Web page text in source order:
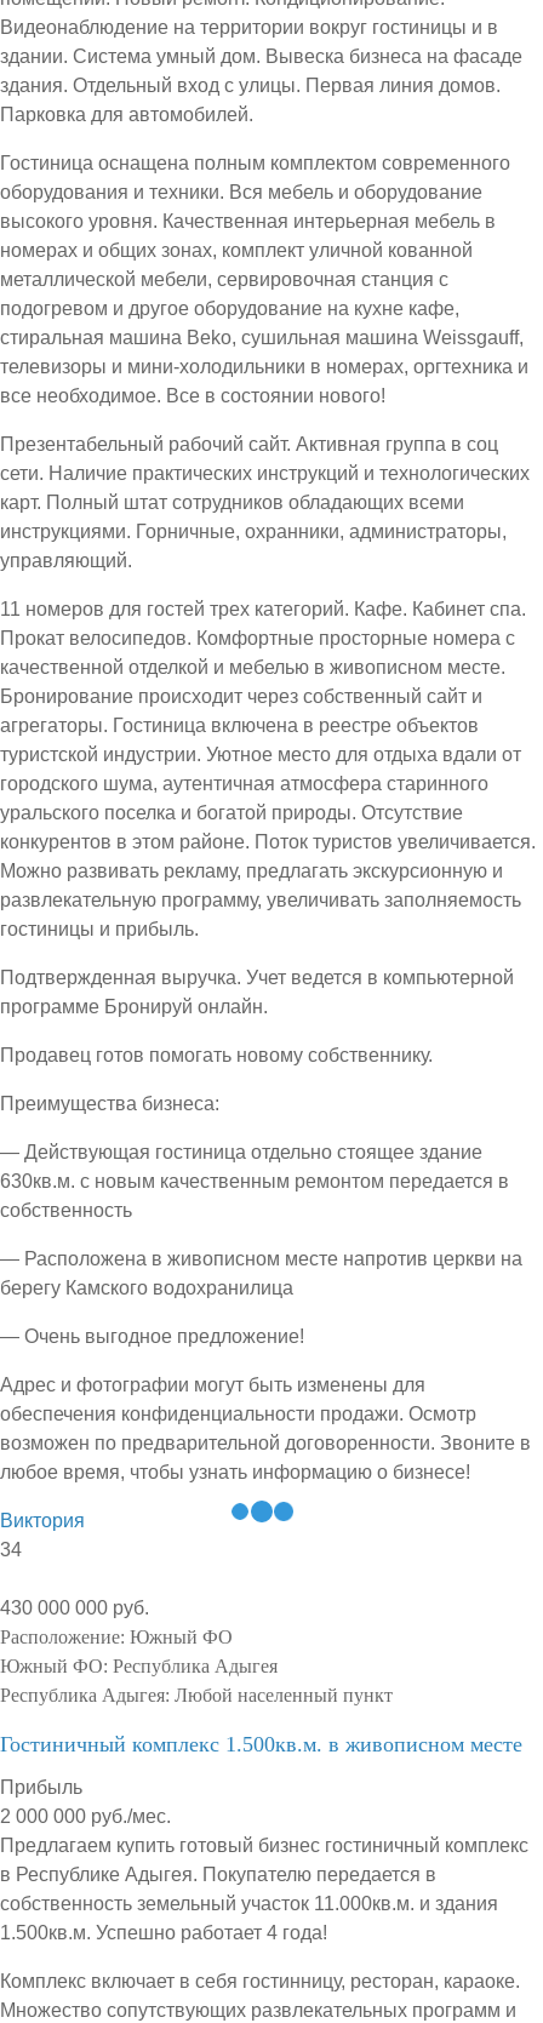
Видеонаблюдение на территории вокруг гостиницы и в
здании. Система умный дом. Вывеска бизнеса на фасаде
здания. Отдельный вход с улицы. Первая линия домов.
Парковка для автомобилей.
Гостиница оснащена полным комплектом современного
оборудования и техники. Вся мебель и оборудование
высокого уровня. Качественная интерьерная мебель в
номерах и общих зонах, комплект уличной кованной
металлической мебели, сервировочная станция с
подогревом и другое оборудование на кухне кафе,
стиральная машина Beko, сушильная машина Weissgauff,
телевизоры и мини-холодильники в номерах, оргтехника и
все необходимое. Все в состоянии нового!
Презентабельный рабочий сайт. Активная группа в соц
сети. Наличие практических инструкций и технологических
карт. Полный штат сотрудников обладающих всеми
инструкциями. Горничные, охранники, администраторы,
управляющий.
11 номеров для гостей трех категорий. Кафе. Кабинет спа.
Прокат велосипедов. Комфортные просторные номера с
качественной отделкой и мебелью в живописном месте.
Бронирование происходит через собственный сайт и
агрегаторы. Гостиница включена в реестре объектов
туристской индустрии. Уютное место для отдыха вдали от
городского шума, аутентичная атмосфера старинного
уральского поселка и богатой природы. Отсутствие
конкурентов в этом районе. Поток туристов увеличивается.
Можно развивать рекламу, предлагать экскурсионную и
развлекательную программу, увеличивать заполняемость
гостиницы и прибыль.
Подтвержденная выручка. Учет ведется в компьютерной
программе Бронируй онлайн.
Продавец готов помогать новому собственнику.
Преимущества бизнеса:
— Действующая гостиница отдельно стоящее здание
630кв.м. с новым качественным ремонтом передается в
собственность
— Расположена в живописном месте напротив церкви на
берегу Камского водохранилица
— Очень выгодное предложение!
Адрес и фотографии могут быть изменены для
обеспечения конфиденциальности продажи. Осмотр
возможен по предварительной договоренности. Звоните в
любое время, чтобы узнать информацию о бизнесе!
Виктория
34
430 000 000 руб.
Расположение: Южный ФО
Южный ФО: Республика Адыгея
Республика Адыгея: Любой населенный пункт
Гостиничный комплекс 1.500кв.м. в живописном месте
Прибыль
2 000 000 руб./мес.
Предлагаем купить готовый бизнес гостиничный комплекс
в Республике Адыгея. Покупателю передается в
собственность земельный участок 11.000кв.м. и здания
1.500кв.м. Успешно работает 4 года!
Комплекс включает в себя гостинницу, ресторан, караоке.
Множество сопутствующих развлекательных программ и